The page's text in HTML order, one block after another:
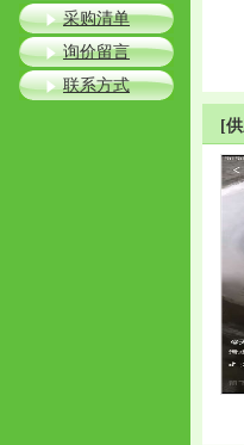
[
采购清单
询价留言
联系方式